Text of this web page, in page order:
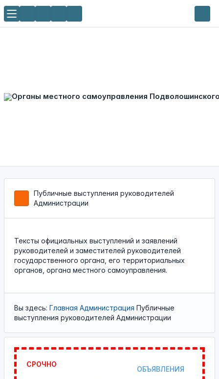
Публичные выступления руководителей
Администрации
Тексты официальных выступлений и заявлений
руководителей и заместителей руководителей
государственного органа, его территориальных
органов, органа местного самоуправления.
Вы здесь: Главная Администрация Публичные
выступления руководителей Администрации
СРОЧНО
ОБЪЯВЛЕНИЯ